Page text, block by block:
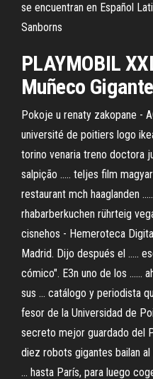
se encuentran en Español
Sanborns
PLAYMOBIL
Muñeco
Pokoje u renaty zakopane -
université de poitiers logo
torino venaria treno doctora
salpição ..... teljes film
restaurant mch haaglanden
rhabarberkuchen rührteig
cisnehos - Hemeroteca
Madrid. Dijo después el .....
cómico". E3n uno de los ......
sus ... catálogo y periodista
fesor de la Universidad de
secreto mejor guardado del
diez robots gigantes bailan
... hasta París, para luego